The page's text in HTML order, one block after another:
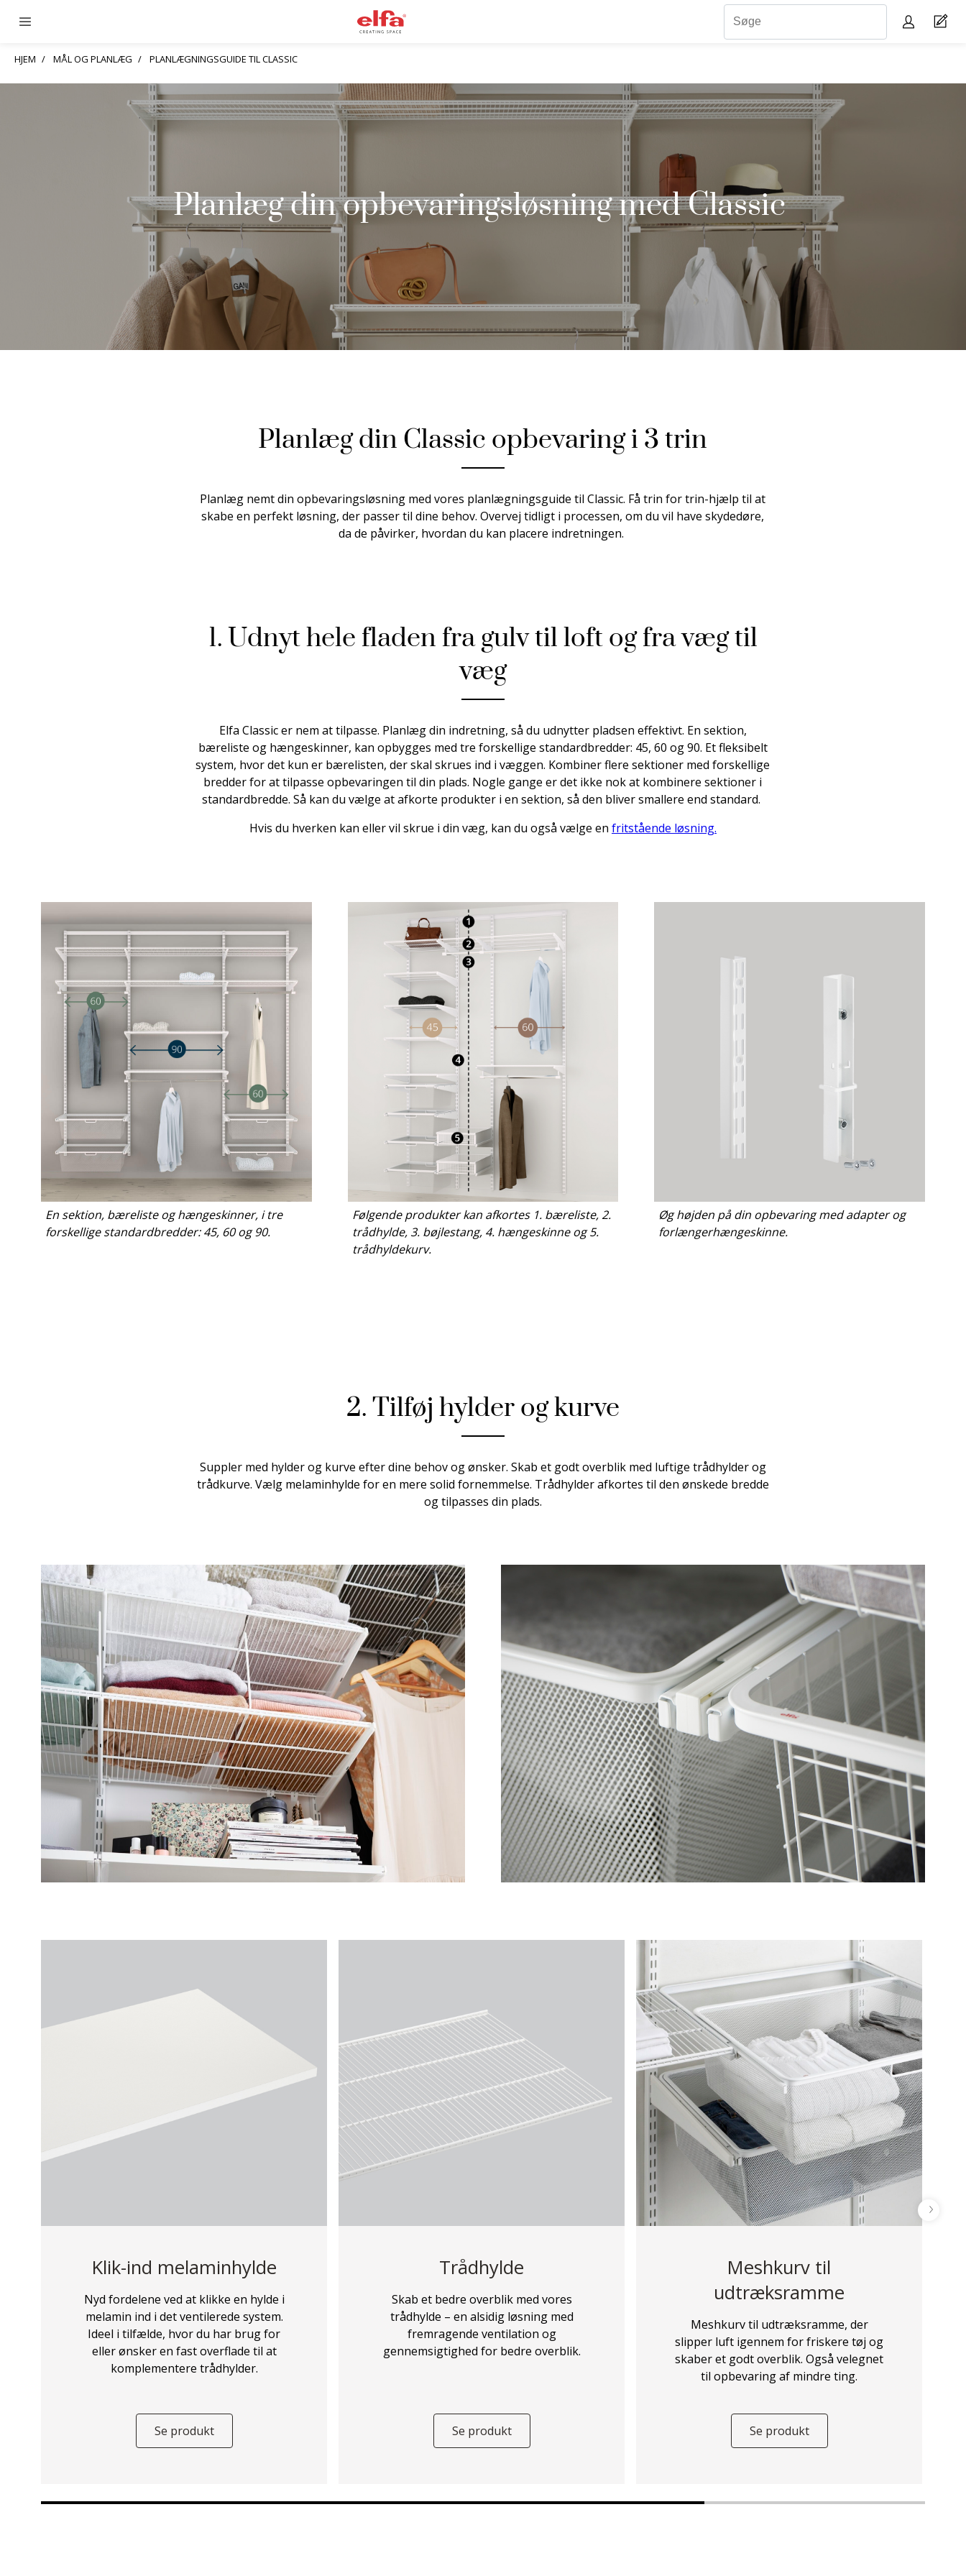
HJEM MÅL OG PLANLÆG PLANLÆGNINGSGUIDE TIL CLASSIC
Planlæg din opbevaringsløsning med Classic
Planlæg din Classic opbevaring i 3 trin
Planlæg nemt din opbevaringsløsning med vores planlægningsguide til Classic. Få trin for trin-hjælp til at
skabe en perfekt løsning, der passer til dine behov. Overvej tidligt i processen, om du vil have skydedøre,
da de påvirker, hvordan du kan placere indretningen.
1. Udnyt hele fladen fra gulv til loft og fra væg til
væg
Elfa Classic er nem at tilpasse. Planlæg din indretning, så du udnytter pladsen effektivt. En sektion,
bæreliste og hængeskinner, kan opbygges med tre forskellige standardbredder: 45, 60 og 90. Et fleksibelt
system, hvor det kun er bærelisten, der skal skrues ind i væggen. Kombiner flere sektioner med forskellige
bredder for at tilpasse opbevaringen til din plads. Nogle gange er det ikke nok at kombinere sektioner i
standardbredde. Så kan du vælge at afkorte produkter i en sektion, så den bliver smallere end standard.
Hvis du hverken kan eller vil skrue i din væg, kan du også vælge en fritstående løsning.
En sektion, bæreliste og hængeskinner, i tre
forskellige standardbredder: 45, 60 og 90.
Følgende produkter kan afkortes 1. bæreliste, 2.
trådhylde, 3. bøjlestang, 4. hængeskinne og 5.
trådhyldekurv.
Øg højden på din opbevaring med adapter og
forlængerhængeskinne.
2. Tilføj hylder og kurve
Suppler med hylder og kurve efter dine behov og ønsker. Skab et godt overblik med luftige trådhylder og
trådkurve. Vælg melaminhylde for en mere solid fornemmelse. Trådhylder afkortes til den ønskede bredde
og tilpasses din plads.
Klik-ind melaminhylde
Nyd fordelene ved at klikke en hylde i
melamin ind i det ventilerede system.
Ideel i tilfælde, hvor du har brug for
eller ønsker en fast overflade til at
komplementere trådhylder.
Se produkt
Trådhylde
Skab et bedre overblik med vores
trådhylde – en alsidig løsning med
fremragende ventilation og
gennemsigtighed for bedre overblik.
Se produkt
Meshkurv til
udtræksramme
Meshkurv til udtræksramme, der
slipper luft igennem for friskere tøj og
skaber et godt overblik. Også velegnet
til opbevaring af mindre ting.
Se produkt